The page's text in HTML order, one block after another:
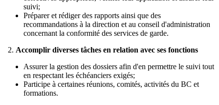
suivi;
Préparer et rédiger des rapports ainsi que des
recommandations à la direction et au conseil d'administration
concernant la conformité des services de garde.
2. Accomplir diverses tâches en relation avec ses fonctions
Assurer la gestion des dossiers afin d'en permettre le suivi tout
en respectant les échéanciers exigés;
Participe à certaines réunions, comités, activités du BC et
formations.